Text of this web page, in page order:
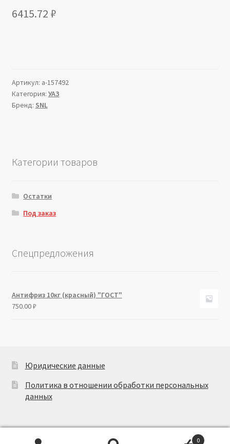
6415.72 ₽
Артикул: a-157492
Категория: УАЗ
Бренд: SNL
Категории товаров
Остатки
Под заказ
Спецпредложения
Антифриз 10кг (красный) "ГОСТ"
750.00₽
Юридические данные
Политика в отношении обработки персональных
данных
0